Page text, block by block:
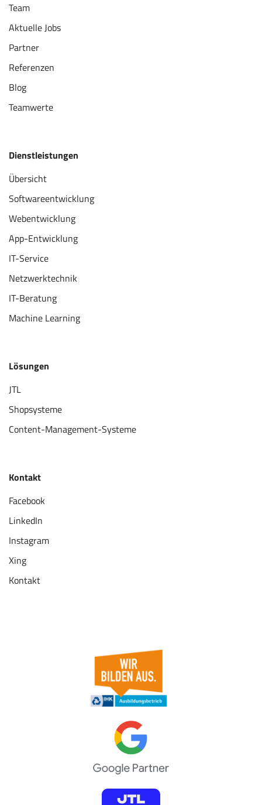
Team
Aktuelle Jobs
Partner
Referenzen
Blog
Teamwerte
Dienstleistungen
Übersicht
Softwareentwicklung
Webentwicklung
App-Entwicklung
IT-Service
Netzwerktechnik
IT-Beratung
Machine Learning
Lösungen
JTL
Shopsysteme
Content-Management-Systeme
Kontakt
Facebook
LinkedIn
Instagram
Xing
Kontakt